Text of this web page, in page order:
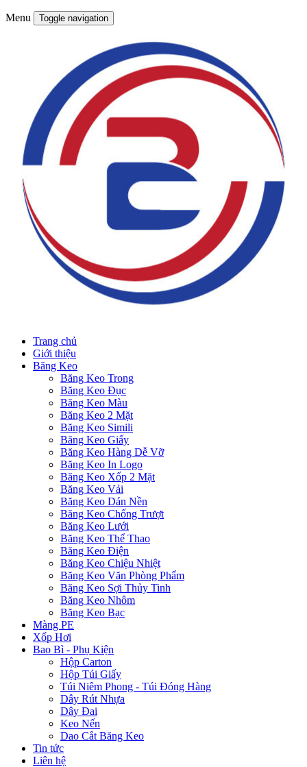
Menu Toggle navigation
Trang chủ
Giới thiệu
Băng Keo
Băng Keo Trong
Băng Keo Đục
Băng Keo Màu
Băng Keo 2 Mặt
Băng Keo Simili
Băng Keo Giấy
Băng Keo Hàng Dễ Vỡ
Băng Keo In Logo
Băng Keo Xốp 2 Mặt
Băng Keo Vải
Băng Keo Dán Nền
Băng Keo Chống Trượt
Băng Keo Lưới
Băng Keo Thể Thao
Băng Keo Điện
Băng Keo Chiệu Nhiệt
Băng Keo Văn Phòng Phẩm
Băng Keo Sợi Thủy Tinh
Băng Keo Nhôm
Băng Keo Bạc
Màng PE
Xốp Hơi
Bao Bì - Phụ Kiện
Hộp Carton
Hộp Túi Giấy
Túi Niêm Phong - Túi Đóng Hàng
Dây Rút Nhựa
Dây Đai
Keo Nến
Dao Cắt Băng Keo
Tin tức
Liên hệ